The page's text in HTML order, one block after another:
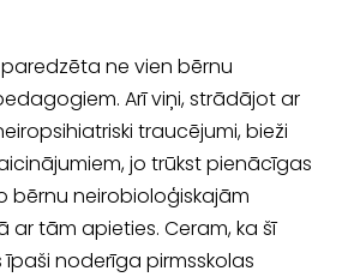
ne vien bērnu
Arī viņi, strādājot ar
traucējumi, bieži
jo trūkst pienācīgas
bērnu neiro­bioloģiskajām
ar tām apieties. Ceram, ka šī
noderīga pirmsskolas